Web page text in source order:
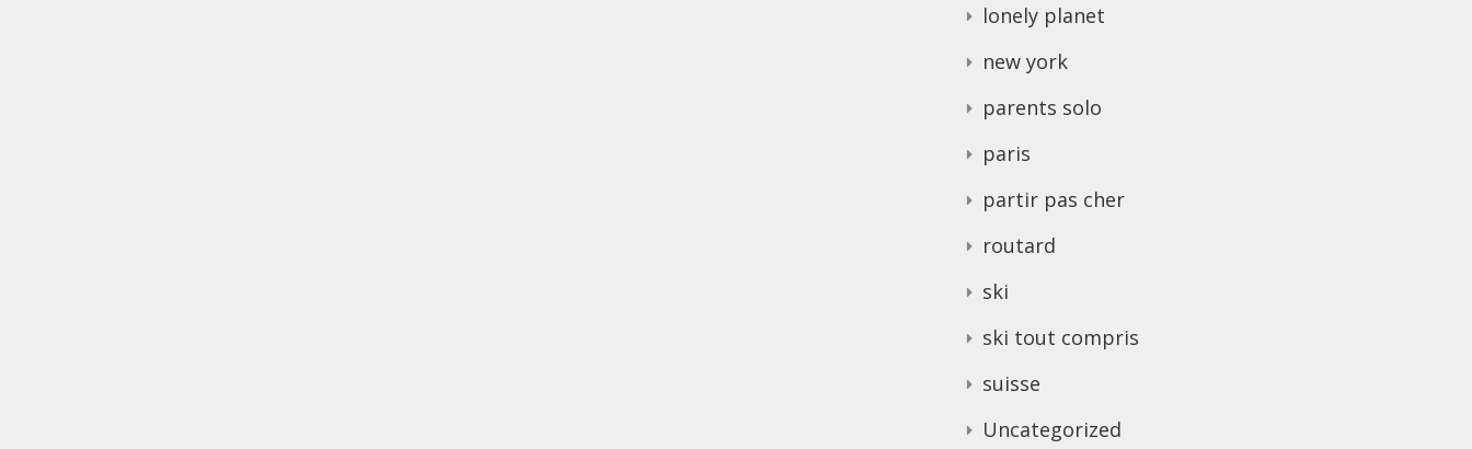
lonely planet
new york
parents solo
paris
partir pas cher
routard
ski
ski tout compris
suisse
Uncategorized